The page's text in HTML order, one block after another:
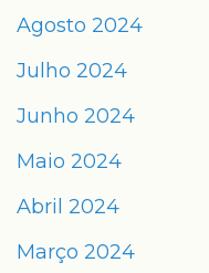
Agosto 2024
Julho 2024
Junho 2024
Maio 2024
Abril 2024
Março 2024